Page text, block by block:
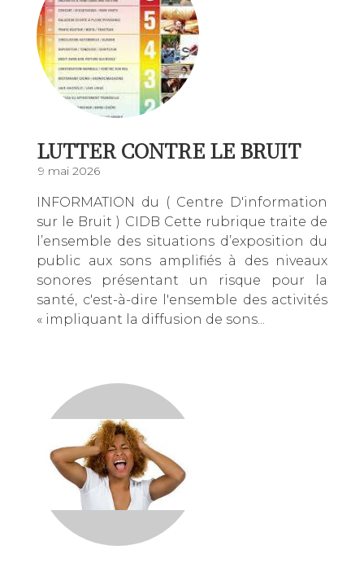
LUTTER CONTRE LE BRUIT
9 mai 2026
INFORMATION du ( Centre D'information
sur le Bruit ) CIDB Cette rubrique traite de
l’ensemble des situations d’exposition du
public aux sons amplifiés à des niveaux
sonores présentant un risque pour la
santé, c'est-à-dire l'ensemble des activités
« impliquant la diffusion de sons...